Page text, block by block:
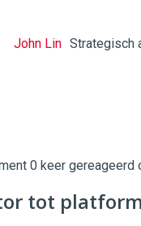
John Lin Strategisch
twinklemagazine.nl
0 keer gereageerd
tot